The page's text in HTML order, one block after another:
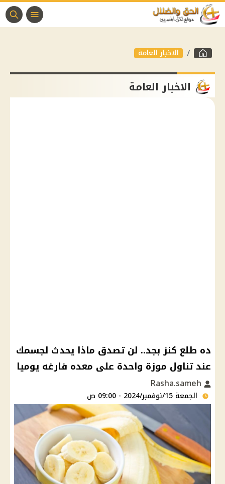
الاخبار العامة
الاخبار العامة
ده طلع كنز بجد.. لن تصدق ماذا يحدث لجسمك
عند تناول موزة واحدة على معده فارغه يوميا
الجمعة 15/نوفمبر/2024 - 09:00 ص